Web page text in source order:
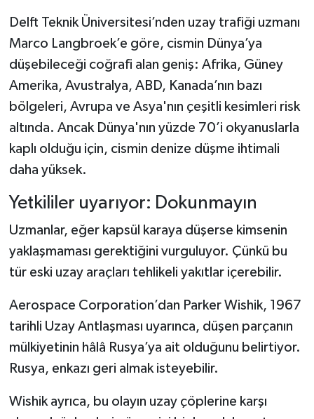
Delft Teknik Üniversitesi’nden uzay trafiği uzmanı
Marco Langbroek’e göre, cismin Dünya’ya
düşebileceği coğrafi alan geniş: Afrika, Güney
Amerika, Avustralya, ABD, Kanada’nın bazı
bölgeleri, Avrupa ve Asya'nın çeşitli kesimleri risk
altında. Ancak Dünya'nın yüzde 70’i okyanuslarla
kaplı olduğu için, cismin denize düşme ihtimali
daha yüksek.
Yetkililer uyarıyor: Dokunmayın
Uzmanlar, eğer kapsül karaya düşerse kimsenin
yaklaşmaması gerektiğini vurguluyor. Çünkü bu
tür eski uzay araçları tehlikeli yakıtlar içerebilir.
Aerospace Corporation’dan Parker Wishik, 1967
tarihli Uzay Antlaşması uyarınca, düşen parçanın
mülkiyetinin hâlâ Rusya’ya ait olduğunu belirtiyor.
Rusya, enkazı geri almak isteyebilir.
Wishik ayrıca, bu olayın uzay çöplerine karşı